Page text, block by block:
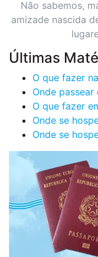
Não sabemos,
amizade nascida
Últimas
O que fazer
Onde
O que fazer
Onde se
Onde se